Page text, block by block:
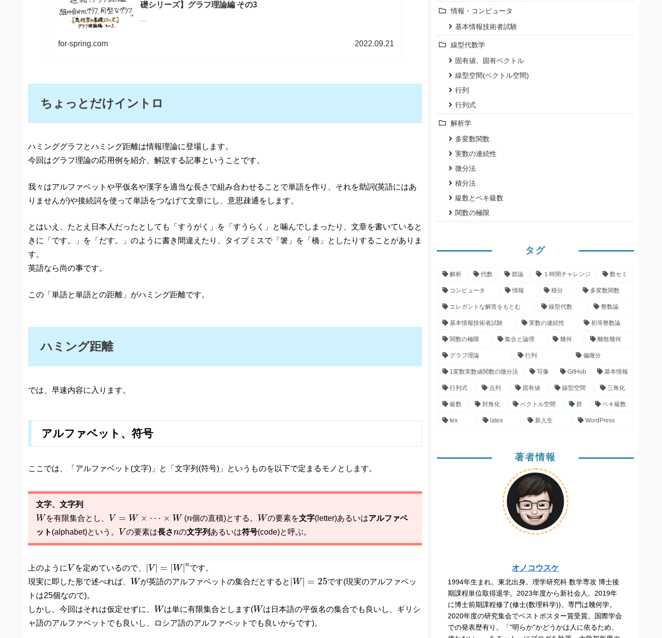
礎シリーズ】グラフ理論編 その3
for-spring.com 2022.09.21
ちょっとだけイントロ
ハミンググラフとハミング距離は情報理論に登場します。
今回はグラフ理論の応用例を紹介、解説する記事ということです。
我々はアルファベットや平仮名や漢字を適当な長さで組み合わせることで単語を作り、それを助詞(英語にはあ
りませんが)や接続詞を使って単語をつなげて文章にし、意思疎通をします。
とはいえ、たとえ日本人だったとしても「すうがく」を「すうらく」と噛んでしまったり、文章を書いていると
きに「です。」を「だす。」のように書き間違えたり、タイプミスで「箸」を「橋」としたりすることがありま
す。
英語なら尚の事です。
この「単語と単語との距離」がハミング距離です。
ハミング距離
では、早速内容に入ります。
アルファベット、符号
ここでは、「アルファベット(文字)」と「文字列(符号)」というものを以下で定まるモノとします。
文字、文字列
W
W を有限集合とし、 V = W × ⋯ × W
V= W×⋯ × (n
n個の直積)とする。 W
Wの要素を文字(letter)あるいはアルファベ
ット (alphabet)という。 V
Vの要素は長さn
nの文字列 あるいは符号(code)と呼ぶ。
上のように V
V を定めているので、 V| = W| n
|V| W|n
です。
現実に即した形で述べれば、
W
Wが英語のアルファベットの集合だとすると W| = 25
|W|= 25
です(現実のアルファベッ
トは25個なので)。
しかし、今回はそれは仮定せずに、
W
Wは単に有限集合とします(W
Wは日本語の平仮名の集合でも良いし、ギリシ
ャ語のアルファベットでも良いし、ロシア語のアルファベットでも良いからです)。
情報・コンピュータ
基本情報技術者試験
線型代数学
固有値、固有ベクトル
線型空間(ベクトル空間)
行列
行列式
解析学
多変数関数
実数の連続性
微分法
積分法
級数とベキ級数
関数の極限
タグ
解析 代数 群論 １時間チャレンジ 数セミ
コンピュータ 情報 積分 多変数関数
エレガントな解答をもとむ 線型代数 整数論
基本情報技術者試験 実数の連続性 初等整数論
関数の極限 集合と論理 幾何 離散幾何
グラフ理論 行列 偏微分
1変数実数値関数の微分法 写像 GitHub 基本情報
行列式 点列 固有値 線型空間 三角化
級数 対角化 ベクトル空間 群 ベキ級数
tex latex 新入生 WordPress
著者情報
オノコウスケ
1994年生まれ。東北出身。理学研究科 数学専攻 博士後
期課程単位取得退学。2023年度から新社会人。2019年
に博士前期課程修了(修士(数理科学))。専門は幾何学。
2020年度の研究集会でベストポスター賞受賞。国際学会
での発表歴有り。「"明らか"かどうかは人に依るため、